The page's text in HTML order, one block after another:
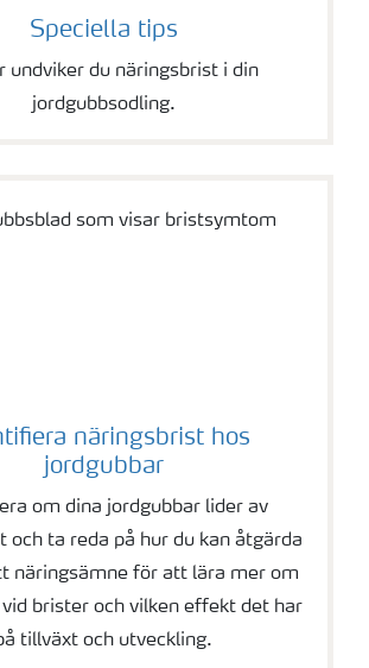
Speciella tips
undviker du näringsbrist i din
jordgubbsodling.
näringsbrist hos
jordgubbar
om dina jordgubbar lider av
och ta reda på hur du kan åtgärda
näringsämne för att lära mer om
brister och vilken effekt det har
tillväxt och utveckling.